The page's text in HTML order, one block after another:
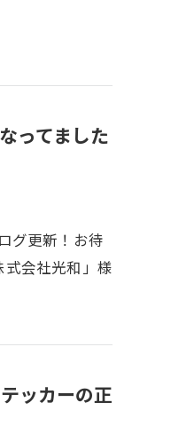
ってました
グ更新！お待
会社光和」様
ッカーの正